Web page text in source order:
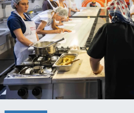
Künye
Son Dakika Haberleri
Haber Arşivi